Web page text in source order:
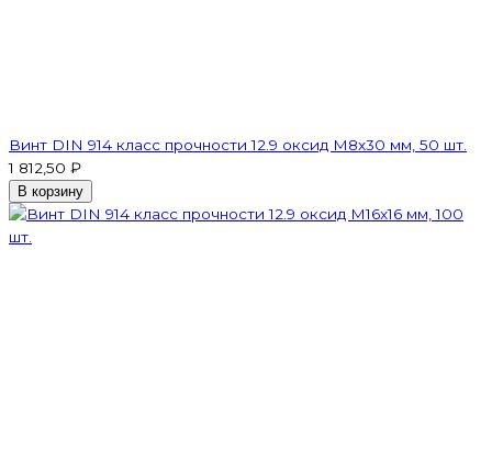
Винт DIN 914 класс прочности 12.9 оксид M8х30 мм, 50 шт.
1 812,50 ₽
В корзину